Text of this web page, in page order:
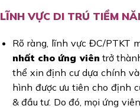
LĨNH VỰC DI TRÚ TIỀM
Rõ ràng, lĩnh vực ĐC/PTKT
nhất cho ứng viên trở
thể xin định cư dựa chính
hình được ưu tiên cho định
& đầu tư. Do đó, mọi ứng